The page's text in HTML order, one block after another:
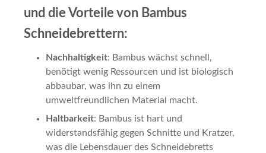
und die Vorteile von Bambus
Schneidebrettern:
Nachhaltigkeit: Bambus wächst schnell,
benötigt wenig Ressourcen und ist biologisch
abbaubar, was ihn zu einem
umweltfreundlichen Material macht.
Haltbarkeit: Bambus ist hart und
widerstandsfähig gegen Schnitte und Kratzer,
was die Lebensdauer des Schneidebretts